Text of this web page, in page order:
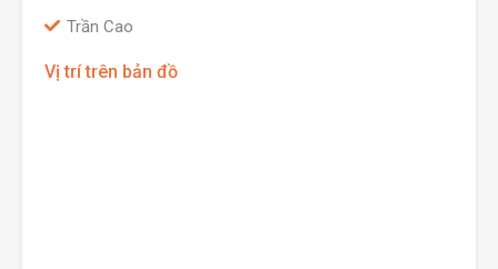
Trần Cao
Vị trí trên bản đồ